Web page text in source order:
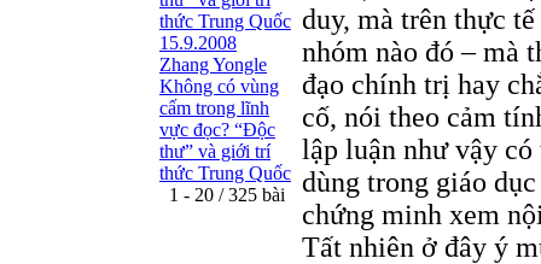
thức Trung Quốc
15.9.2008
Zhang Yongle
Không có vùng
cấm trong lĩnh
vực đọc? “Ðộc
thư” và giới trí
thức Trung Quốc
1 - 20 / 325 bài
duy, mà trên thực
nhóm nào đó – mà
đạo chính trị hay
cố, nói theo cảm
lập luận như vậy
dùng trong giáo
chứng minh xem
Tất nhiên ở đây ý